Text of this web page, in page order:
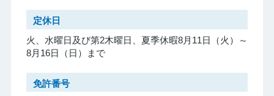
定休日
火、水曜日及び第2木曜日、夏季休暇8月11日（火）～
8月16日（日）まで
免許番号